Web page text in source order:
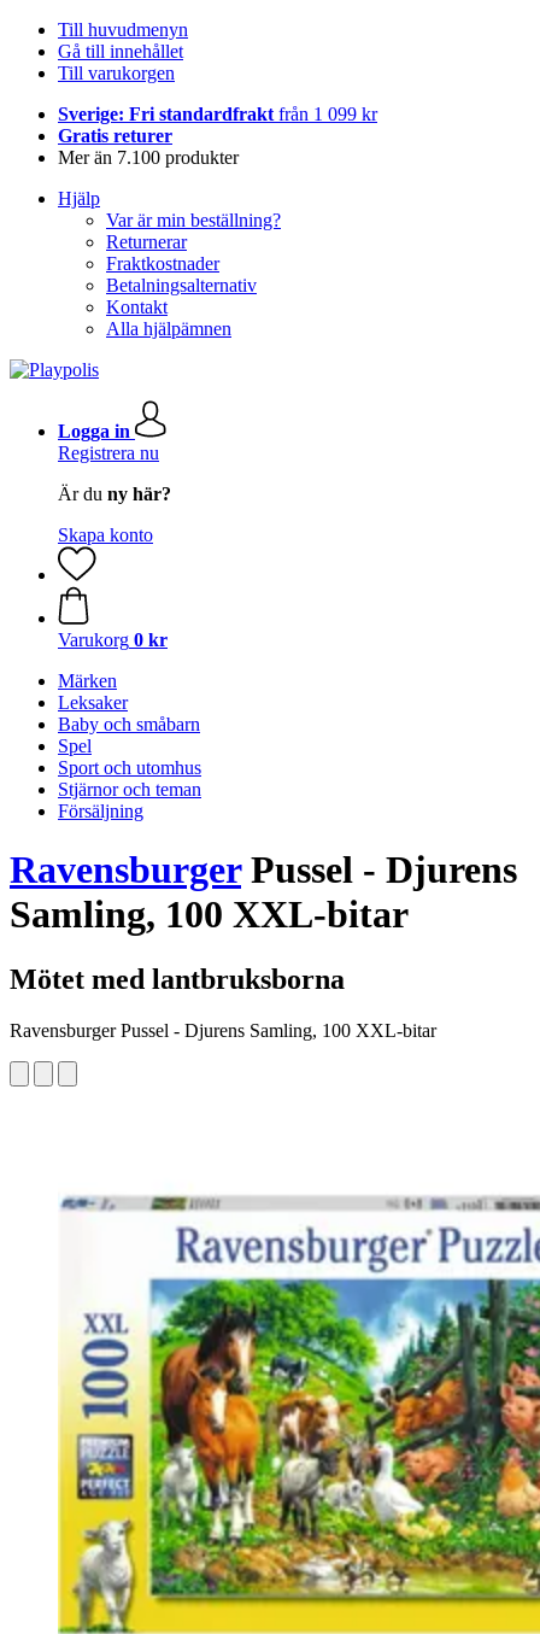
Till huvudmenyn
Gå till innehållet
Till varukorgen
Sverige: Fri standardfrakt från 1 099 kr
Gratis returer
Mer än 7.100 produkter
Hjälp
Var är min beställning?
Returnerar
Fraktkostnader
Betalningsalternativ
Kontakt
Alla hjälpämnen
Logga in
Registrera nu
Är du ny här?
Skapa konto
Varukorg 0 kr
Märken
Leksaker
Baby och småbarn
Spel
Sport och utomhus
Stjärnor och teman
Försäljning
RavensburgerPussel - Djurens
Samling, 100 XXL-bitar
Mötet med lantbruksborna
Ravensburger Pussel - Djurens Samling, 100 XXL-bitar